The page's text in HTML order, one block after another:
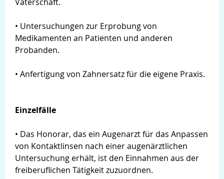
• Untersuchungen zur Erprobung von
Medikamenten an Patienten und anderen
Probanden.
• Anfertigung von Zahnersatz für die eigene Praxis.
Einzelfälle
• Das Honorar, das ein Augenarzt für das Anpassen
von Kontaktlinsen nach einer augenärztlichen
Untersuchung erhält, ist den Einnahmen aus der
freiberuflichen Tätigkeit zuzuordnen.